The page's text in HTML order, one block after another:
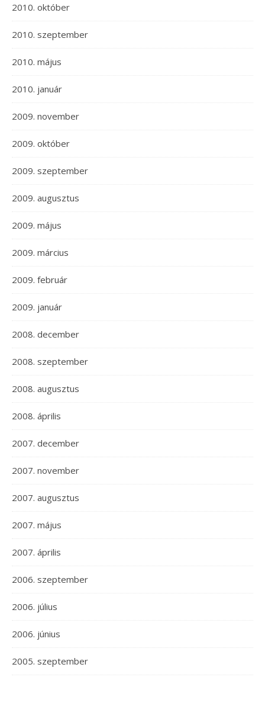
2010. október
2010. szeptember
2010. május
2010. január
2009. november
2009. október
2009. szeptember
2009. augusztus
2009. május
2009. március
2009. február
2009. január
2008. december
2008. szeptember
2008. augusztus
2008. április
2007. december
2007. november
2007. augusztus
2007. május
2007. április
2006. szeptember
2006. július
2006. június
2005. szeptember